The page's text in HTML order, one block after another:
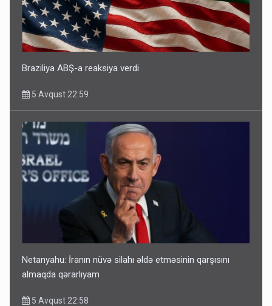
Braziliya ABŞ-a reaksiya verdi
5 Avqust 22:59
Netanyahu: İranın nüvə silahı əldə etməsinin qarşısını
almaqda qərarlıyam
5 Avqust 22:58